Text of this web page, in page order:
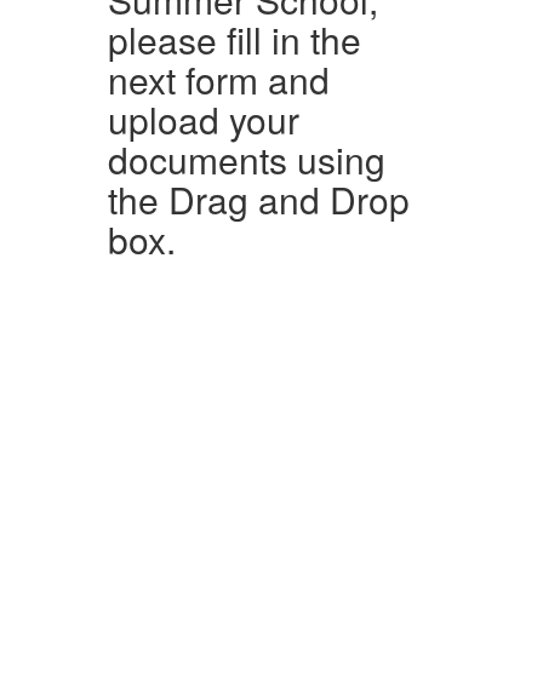
please fill in the
next form and
upload your
documents using
the Drag and Drop
box.